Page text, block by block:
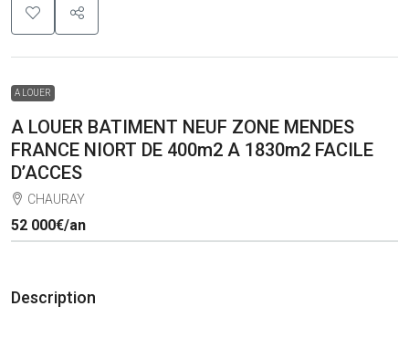
A LOUER
A LOUER BATIMENT NEUF ZONE MENDES
FRANCE NIORT DE 400m2 A 1830m2 FACILE
D’ACCES
CHAURAY
52 000€/an
Description